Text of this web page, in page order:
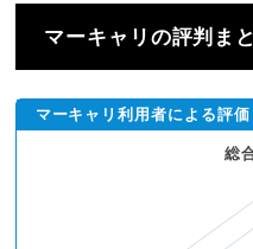
マーキャリの評判ま
マーキャリ利用者による評価
総